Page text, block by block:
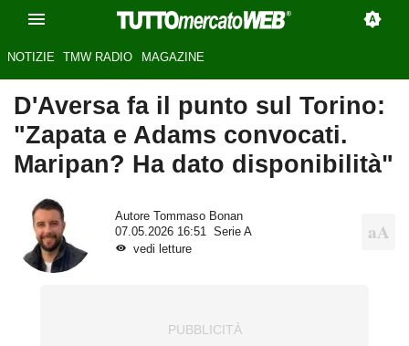
NOTIZIE TMW RADIO MAGAZINE
D'Aversa fa il punto sul Torino:
"Zapata e Adams convocati.
Maripan? Ha dato disponibilità"
Autore
Tommaso Bonan
07.05.2026 16:51
Serie A
vedi letture